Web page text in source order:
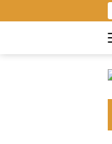
ke
Empat Terduga